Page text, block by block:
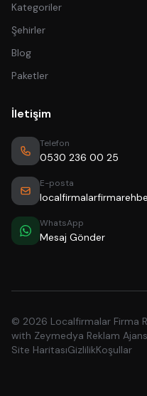
Kategoriler
Şehirler
Blog
Paketler
İletişim
Telefon
0530 236 00 25
E-posta
WhatsApp
Mesaj Gönder
© 2026 Localfirmalar Firma
with Zeymedya Reklam
Site HaritasıGizlilikKoşullar